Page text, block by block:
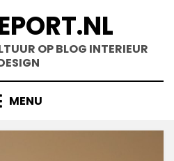
OP BLOG INTERIEUR
MENU